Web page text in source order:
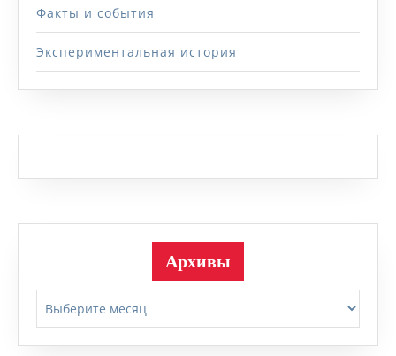
Факты и события
Экспериментальная история
Архивы